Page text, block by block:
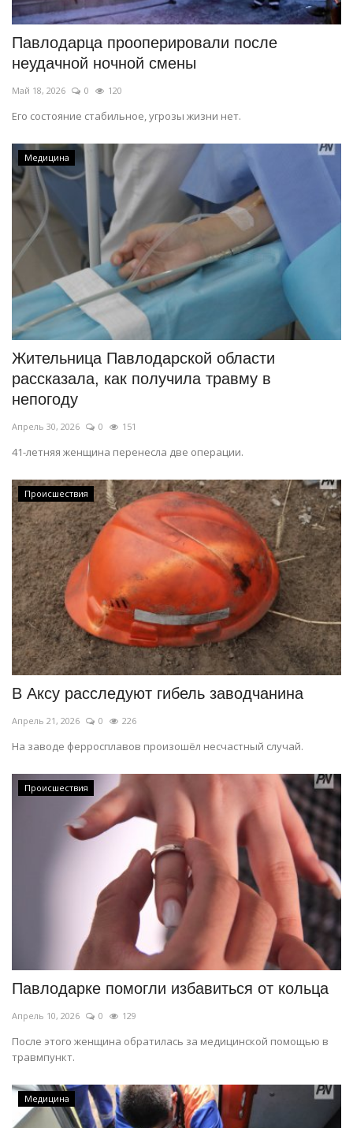
Павлодарца прооперировали после
неудачной ночной смены
Май 18, 2026 0 120
Его состояние стабильное, угрозы жизни нет.
Медицина
Жительница Павлодарской области
рассказала, как получила травму в
непогоду
Апрель 30, 2026 0 151
41-летняя женщина перенесла две операции.
Происшествия
В Аксу расследуют гибель заводчанина
Апрель 21, 2026 0 226
На заводе ферросплавов произошёл несчастный случай.
Происшествия
Павлодарке помогли избавиться от кольца
Апрель 10, 2026 0 129
После этого женщина обратилась за медицинской помощью в
травмпункт.
Медицина